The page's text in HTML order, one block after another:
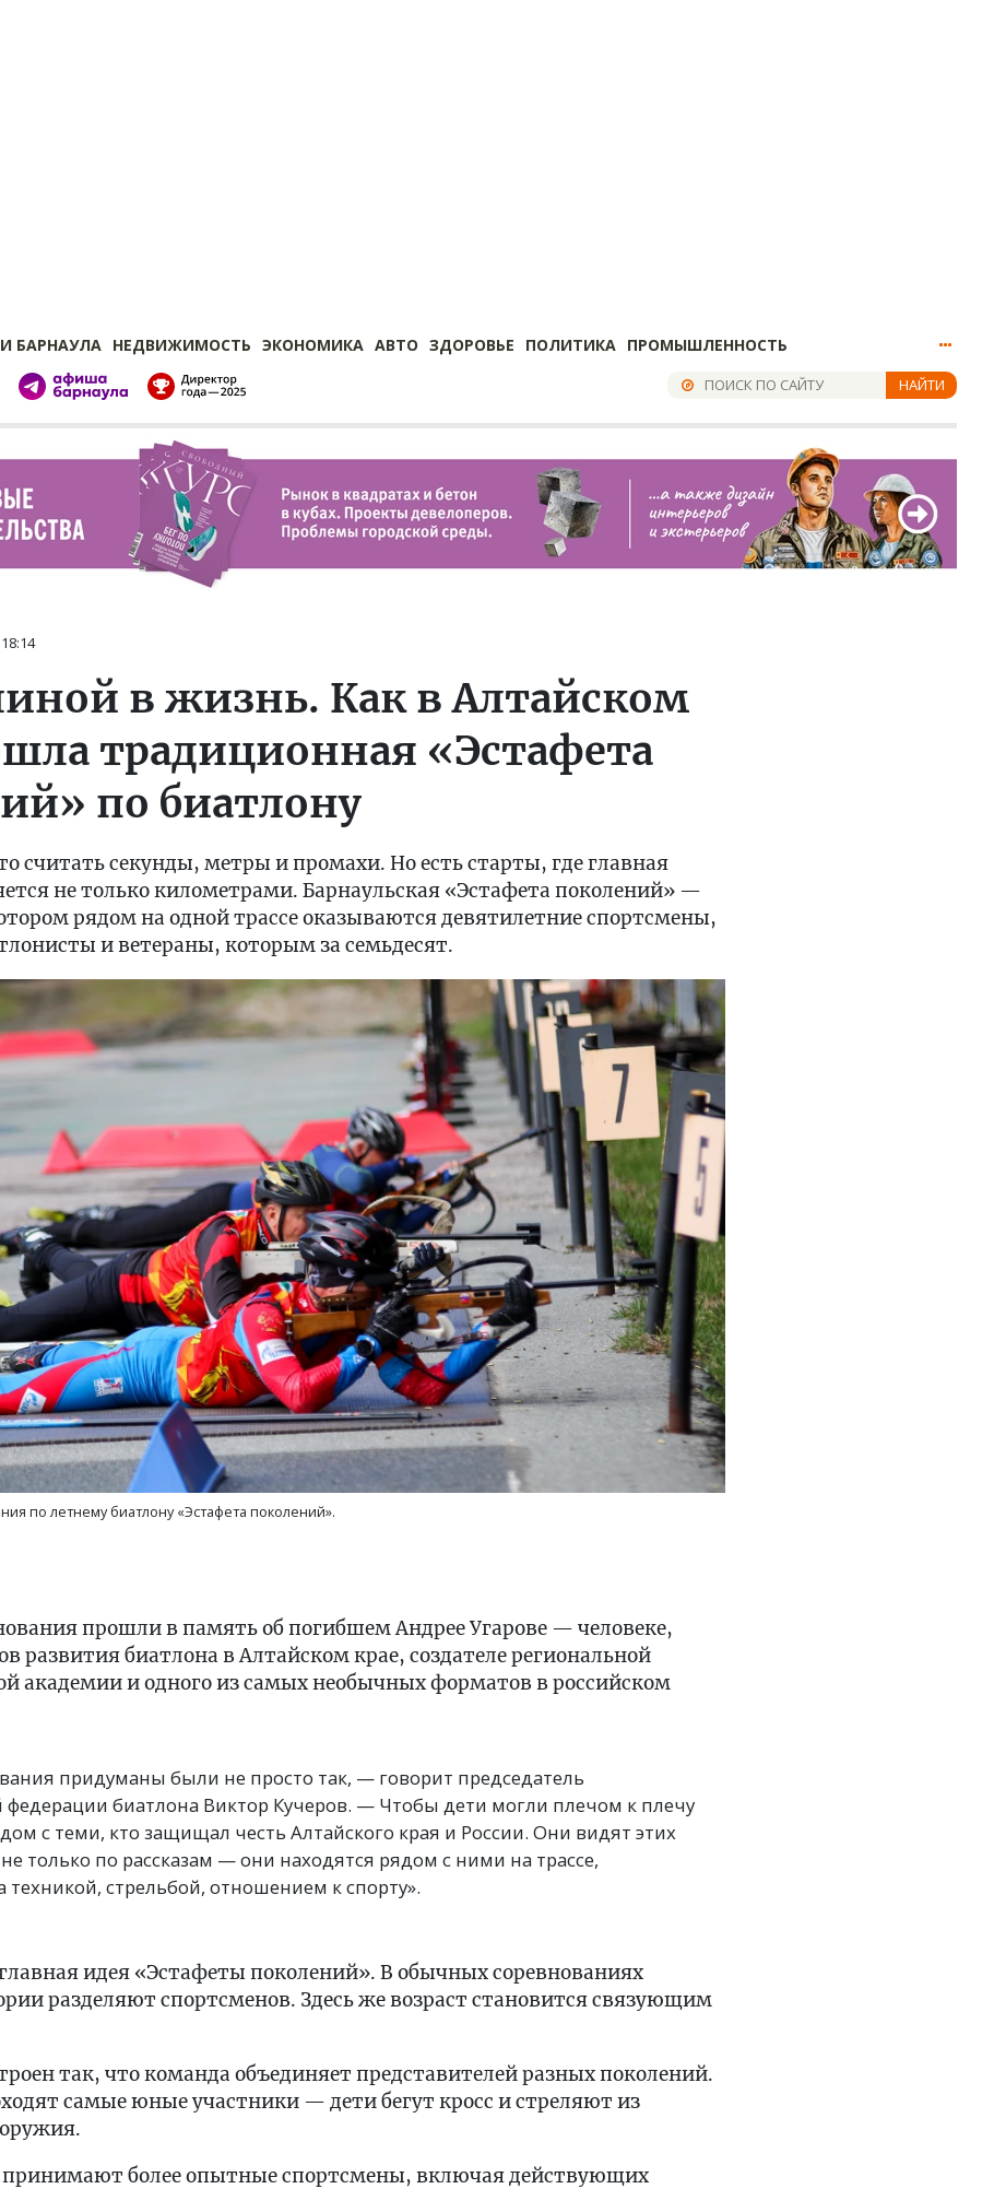
БАРНАУЛА НЕДВИЖИМОСТЬ ЭКОНОМИКА АВТО ЗДОРОВЬЕ ПОЛИТИКА ПРОМЫШЛЕННОСТЬ
НАЙТИ
18:14
в жизнь. Как в Алтайском
традиционная «Эстафета
по биатлону
считать секунды, метры и промахи. Но есть старты, где главная
не только километрами. Барнаульская «Эстафета поколений» —
рядом на одной трассе оказываются девятилетние спортсмены,
и ветераны, которым за семьдесят.
по летнему биатлону «Эстафета поколений».
прошли в память об погибшем Андрее Угарове — человеке,
развития биатлона в Алтайском крае, создателе региональной
академии и одного из самых необычных форматов в российском
придуманы были не просто так, — говорит председатель
федерации биатлона Виктор Кучеров. — Чтобы дети могли плечом к плечу
с теми, кто защищал честь Алтайского края и России. Они видят этих
только по рассказам — они находятся рядом с ними на трассе,
техникой, стрельбой, отношением к спорту».
идея «Эстафеты поколений». В обычных соревнованиях
разделяют спортсменов. Здесь же возраст становится связующим
так, что команда объединяет представителей разных поколений.
самые юные участники — дети бегут кросс и стреляют из
более опытные спортсмены, включая действующих